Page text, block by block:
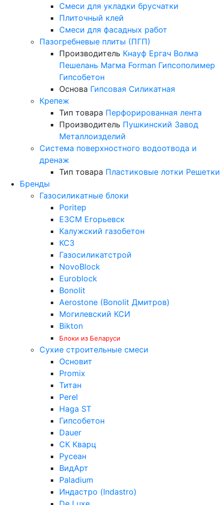
Смеси для укладки брусчатки
Плиточный клей
Смеси для фасадных работ
Пазогребневые плиты (ПГП)
Производитель Кнауф Ергач Волма
Пешелань Магма Forman Гипсополимер
Гипсобетон
Основа Гипсовая Силикатная
Крепеж
Тип товара Перфорированная лента
Производитель Пушкинский Завод
Металлоизделий
Система поверхностного водоотвода и
дренаж
Тип товара Пластиковые лотки Решетки
Бренды
Газосиликатные блоки
Poritep
ЕЗСМ Егорьевск
Калужский газобетон
КСЗ
Газосиликатстрой
NovoBlock
Euroblock
Bonolit
Aerostone (Bonolit Дмитров)
Могилевский КСИ
Bikton
Блоки из Беларуси
Сухие строительные смеси
Основит
Promix
Титан
Perel
Haga ST
Гипсобетон
Dauer
СК Кварц
Русеан
ВидАрт
Paladium
Индастро (Indastro)